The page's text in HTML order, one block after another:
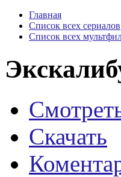
Главная
Список всех сериалов
Список всех
Скачать